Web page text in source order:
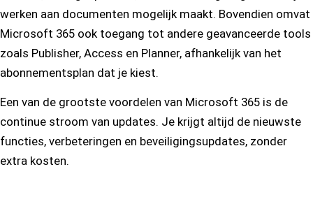
werken aan documenten mogelijk maakt. Bovendien omvat
Microsoft 365 ook toegang tot andere geavanceerde tools
zoals Publisher, Access en Planner, afhankelijk van het
abonnementsplan dat je kiest.
Een van de grootste voordelen van Microsoft 365 is de
continue stroom van updates. Je krijgt altijd de nieuwste
functies, verbeteringen en beveiligingsupdates, zonder
extra kosten.